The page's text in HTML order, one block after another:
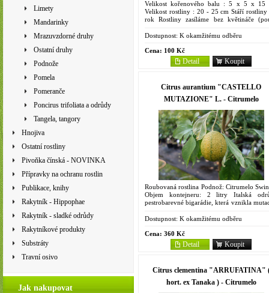
Limety
Mandarinky
Mrazuvzdorné druhy
Ostatní druhy
Podnože
Pomela
Pomeranče
Poncirus trifoliata a odrůdy
Tangela, tangory
Hnojiva
Ostatní rostliny
Pivoňka čínská - NOVINKA
Přípravky na ochranu rostlin
Publikace, knihy
Rakytník - Hippophae
Rakytník - sladké odrůdy
Rakytníkové produkty
Substráty
Travní osivo
Jak nakupovat
Velikost kořenového balu : 5 x 5 x 15
Velikost rostliny : 20 - 25 cm Stáří
rok Rostliny zasíláme bez květináče
Dostupnost: K okamžitému odběru
Cena: 100 Kč
Koupit
Detail
Citrus aurantium "CASTELLO
MUTAZIONE" L. - Citrumelo
Roubovaná rostlina Podnož: Citrumelo
Objem kontejneru: 2 litry Italská
pestrobarevné bigarádie, která vznikla
podlouhle vejčité se...
Dostupnost: K okamžitému odběru
Cena: 360 Kč
Koupit
Detail
Citrus clementina "ARRUFATINA"
hort. ex Tanaka ) - Citrumelo